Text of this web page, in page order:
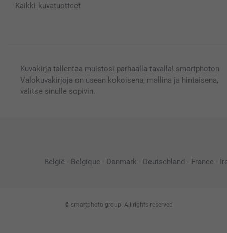
Kaikki kuvatuotteet
Kuvakirja tallentaa muistosi parhaalla tavalla! smartphoton
Valokuvakirjoja on usean kokoisena, mallina ja hintaisena,
valitse sinulle sopivin.
België - Belgique - Danmark - Deutschland - France -
© smartphoto group. All rights reserved